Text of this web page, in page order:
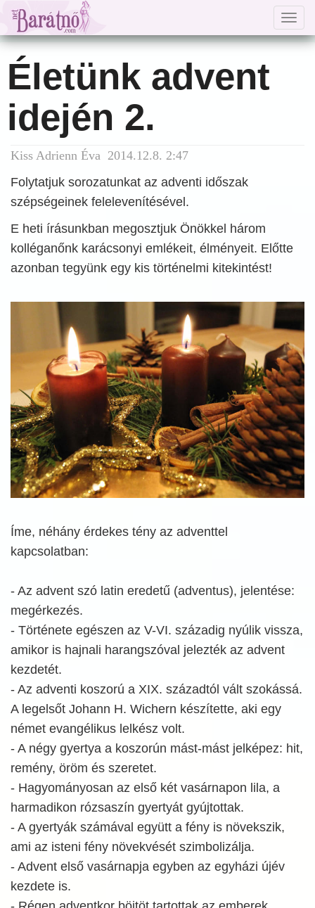
Életünk advent
idején 2.
Kiss Adrienn Éva 2014.12.8. 2:47
Folytatjuk sorozatunkat az adventi időszak
szépségeinek felelevenítésével.
E heti írásunkban megosztjuk Önökkel három
kolléganőnk karácsonyi emlékeit, élményeit. Előtte
azonban tegyünk egy kis történelmi kitekintést!
Íme, néhány érdekes tény az adventtel
kapcsolatban:
- Az advent szó latin eredetű (adventus), jelentése:
megérkezés.
- Története egészen az V-VI. századig nyúlik vissza,
amikor is hajnali harangszóval jelezték az advent
kezdetét.
- Az adventi koszorú a XIX. századtól vált szokássá.
A legelsőt Johann H. Wichern készítette, aki egy
német evangélikus lelkész volt.
- A négy gyertya a koszorún mást-mást jelképez: hit,
remény, öröm és szeretet.
- Hagyományosan az első két vasárnapon lila, a
harmadikon rózsaszín gyertyát gyújtottak.
- A gyertyák számával együtt a fény is növekszik,
ami az isteni fény növekvését szimbolizálja.
- Advent első vasárnapja egyben az egyházi újév
kezdete is.